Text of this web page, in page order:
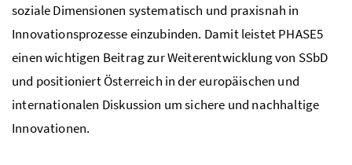
soziale Dimensionen systematisch und praxisnah in
Innovationsprozesse einzubinden. Damit leistet PHASE5
einen wichtigen Beitrag zur Weiterentwicklung von SSbD
und positioniert Österreich in der europäischen und
internationalen Diskussion um sichere und nachhaltige
Innovationen.